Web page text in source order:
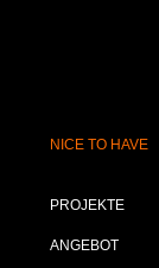
NICE TO HAVE
PROJEKTE
ANGEBOT